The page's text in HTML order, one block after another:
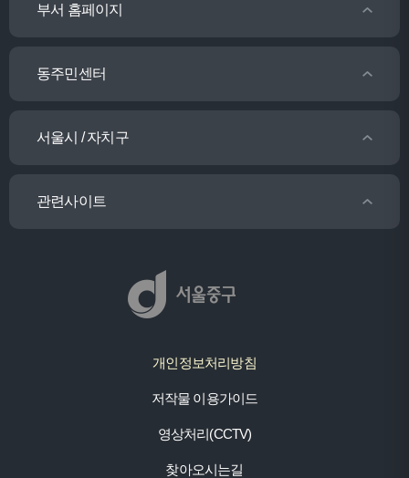
부서 홈페이지
동주민센터
서울시 / 자치구
관련사이트
개인정보처리방침
저작물 이용가이드
영상처리(CCTV)
찾아오시는길